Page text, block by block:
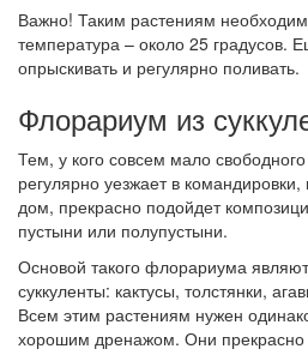
Важно! Таким растениям
температура – около 25 градусов.
опрыскивать и регулярно поливать.
Флорариум из
Тем, у кого совсем мало
регулярно уезжает в
дом, прекрасно подойдет
пустыни или полупустыни.
Основой такого флорариума
суккуленты: кактусы, толстянки,
Всем этим растениям нужен
хорошим дренажом. Они прекрасно